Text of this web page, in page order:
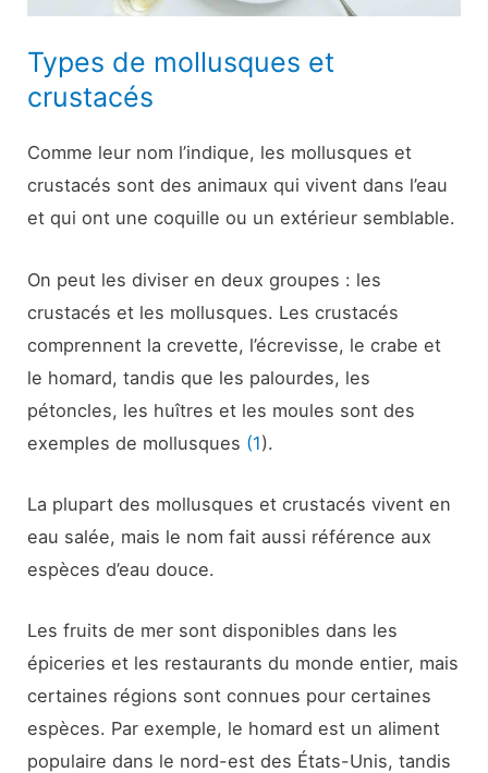
Types de mollusques et
crustacés
Comme leur nom l’indique, les mollusques et
crustacés sont des animaux qui vivent dans l’eau
et qui ont une coquille ou un extérieur semblable.
On peut les diviser en deux groupes : les
crustacés et les mollusques. Les crustacés
comprennent la crevette, l’écrevisse, le crabe et
le homard, tandis que les palourdes, les
pétoncles, les huîtres et les moules sont des
exemples de mollusques (1).
La plupart des mollusques et crustacés vivent en
eau salée, mais le nom fait aussi référence aux
espèces d’eau douce.
Les fruits de mer sont disponibles dans les
épiceries et les restaurants du monde entier, mais
certaines régions sont connues pour certaines
espèces. Par exemple, le homard est un aliment
populaire dans le nord-est des États-Unis, tandis